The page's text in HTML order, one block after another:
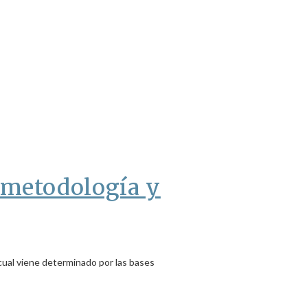
y
viene determinado por las bases